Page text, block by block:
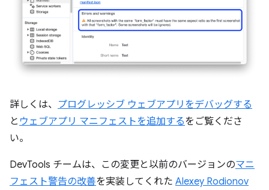
詳しくは、 プログレッシブ ウェブアプリをデバッグする
と ウェブアプリ マニフェストを追加するをご覧くださ
い。
DevTools チームは、この変更と以前のバージョンのマニ
フェスト警告の改善を実装してくれた Alexey Rodionov